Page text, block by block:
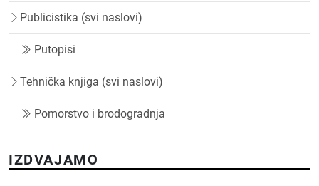
Publicistika (svi naslovi)
Putopisi
Tehnička knjiga (svi naslovi)
Pomorstvo i brodogradnja
IZDVAJAMO